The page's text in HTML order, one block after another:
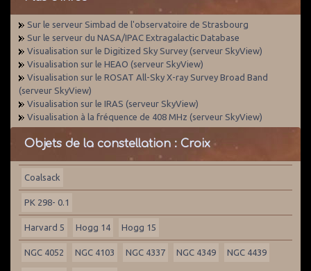
Sur le serveur Simbad de l'observatoire de Strasbourg
Sur le serveur du NASA/IPAC Extragalactic Database
Visualisation sur le Digitized Sky Survey (serveur SkyView)
Visualisation sur le HEAO (serveur SkyView)
Visualisation sur le ROSAT All-Sky X-ray Survey Broad Band
(serveur SkyView)
Visualisation sur le IRAS (serveur SkyView)
Visualisation à la fréquence de 408 MHz (serveur SkyView)
Objets de la constellation : Croix
Coalsack
PK 298- 0.1
Harvard 5 Hogg 14 Hogg 15
NGC 4052 NGC 4103 NGC 4337 NGC 4349 NGC 4439